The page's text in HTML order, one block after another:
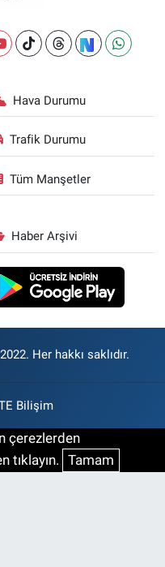
Hava Durumu
Trafik Durumu
Tüm Manşetler
Haber Arşivi
Her hakkı saklıdır.
Bilişim
çerezlerden
tıklayın. Tamam